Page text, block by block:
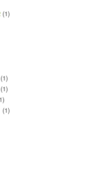
(1)
(1)
(1)
(1)